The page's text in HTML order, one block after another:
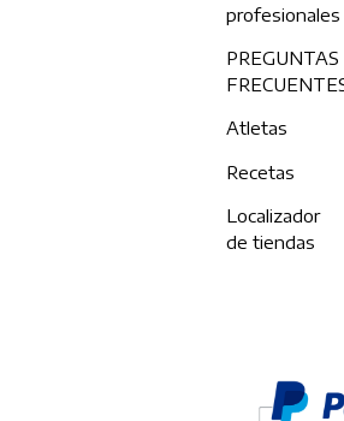
profesionales
PREGUNTAS
Atletas
Recetas
Localizador
de tiendas